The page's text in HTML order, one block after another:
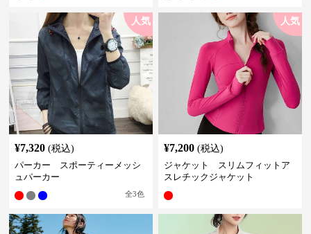
人気
¥7,320 (税込)
パーカー スポーティーメッシ
ュパーカー
全3色
人気
¥7,200 (税込)
ジャケット スリムフィットア
スレチックジャケット